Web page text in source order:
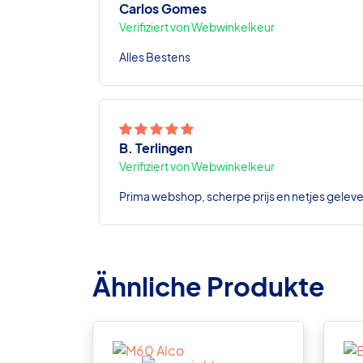
Carlos Gomes
Verifiziert von Webwinkelkeur
Alles Bestens
B. Terlingen
Verifiziert von Webwinkelkeur
Prima webshop, scherpe prijs en netjes
Ähnliche Produkte